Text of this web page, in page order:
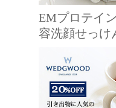
EMプロテイ
容洗顔せっけ